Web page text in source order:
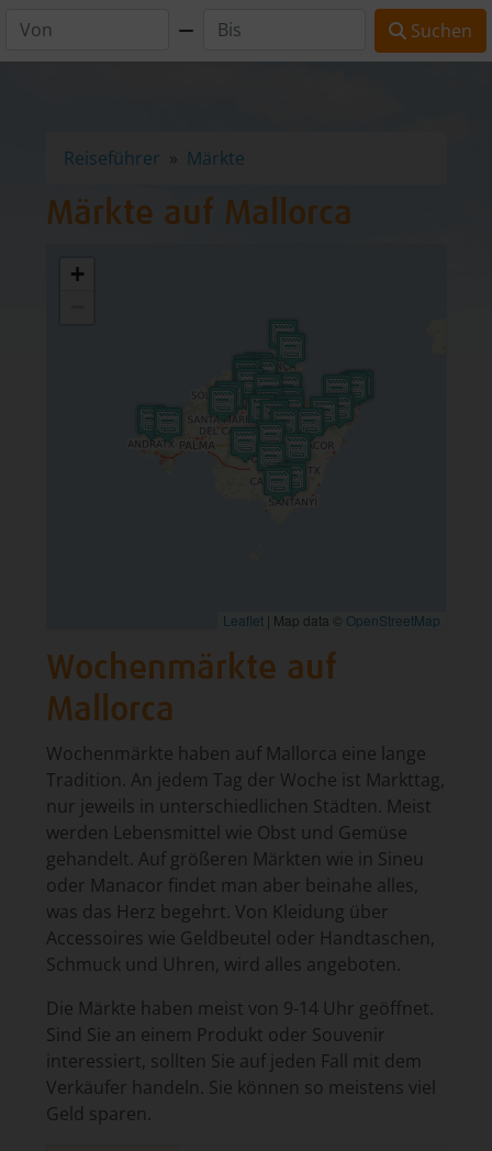
Reiseführer Märkte
Märkte auf Mallorca
+
Leaflet | Map data © OpenStreetMap
Wochenmärkte auf
Mallorca
Wochenmärkte haben auf Mallorca eine lange
Tradition. An jedem Tag der Woche ist Markttag,
nur jeweils in unterschiedlichen Städten. Meist
werden Lebensmittel wie Obst und Gemüse
gehandelt. Auf größeren Märkten wie in Sineu
oder Manacor findet man aber beinahe alles,
was das Herz begehrt. Von Kleidung über
Accessoires wie Geldbeutel oder Handtaschen,
Schmuck und Uhren, wird alles angeboten.
Die Märkte haben meist von 9-14 Uhr geöffnet.
Sind Sie an einem Produkt oder Souvenir
interessiert, sollten Sie auf jeden Fall mit dem
Verkäufer handeln. Sie können so meistens viel
Geld sparen.
Suchen